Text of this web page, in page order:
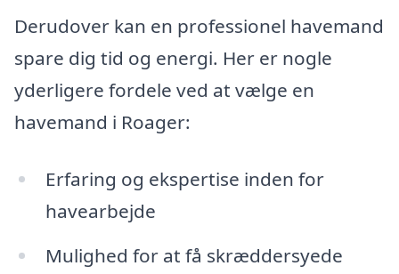
Derudover kan en professionel havemand
spare dig tid og energi. Her er nogle
yderligere fordele ved at vælge en
havemand i Roager:
Erfaring og ekspertise inden for
havearbejde
Mulighed for at få skræddersyede